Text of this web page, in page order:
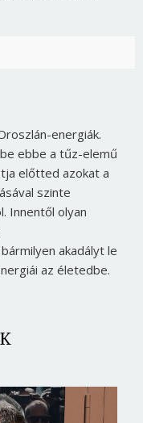
energiák.
ebbe a tűz-elemű
előtted azokat a
szinte
Innentől olyan
akadályt le
az életedbe.